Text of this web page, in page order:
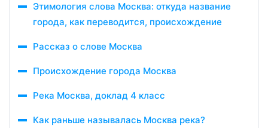
Этимология слова Москва: откуда название
города, как переводится, происхождение
Рассказ о слове Москва
Происхождение города Москва
Река Москва, доклад 4 класс
Как раньше называлась Москва река?